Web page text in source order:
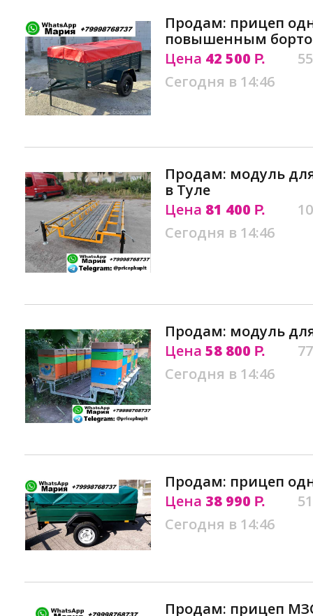
Продам: прицеп
повышенным
Цена 42 500 Р.
Сегодня в 14:46
Продам: модуль
в Туле
Цена 81 400 Р.
Сегодня в 14:46
Продам: модуль
Цена 58 800 Р.
Сегодня в 14:46
Продам: прицеп
Цена 38 990 Р.
Сегодня в 14:46
Продам: прицеп